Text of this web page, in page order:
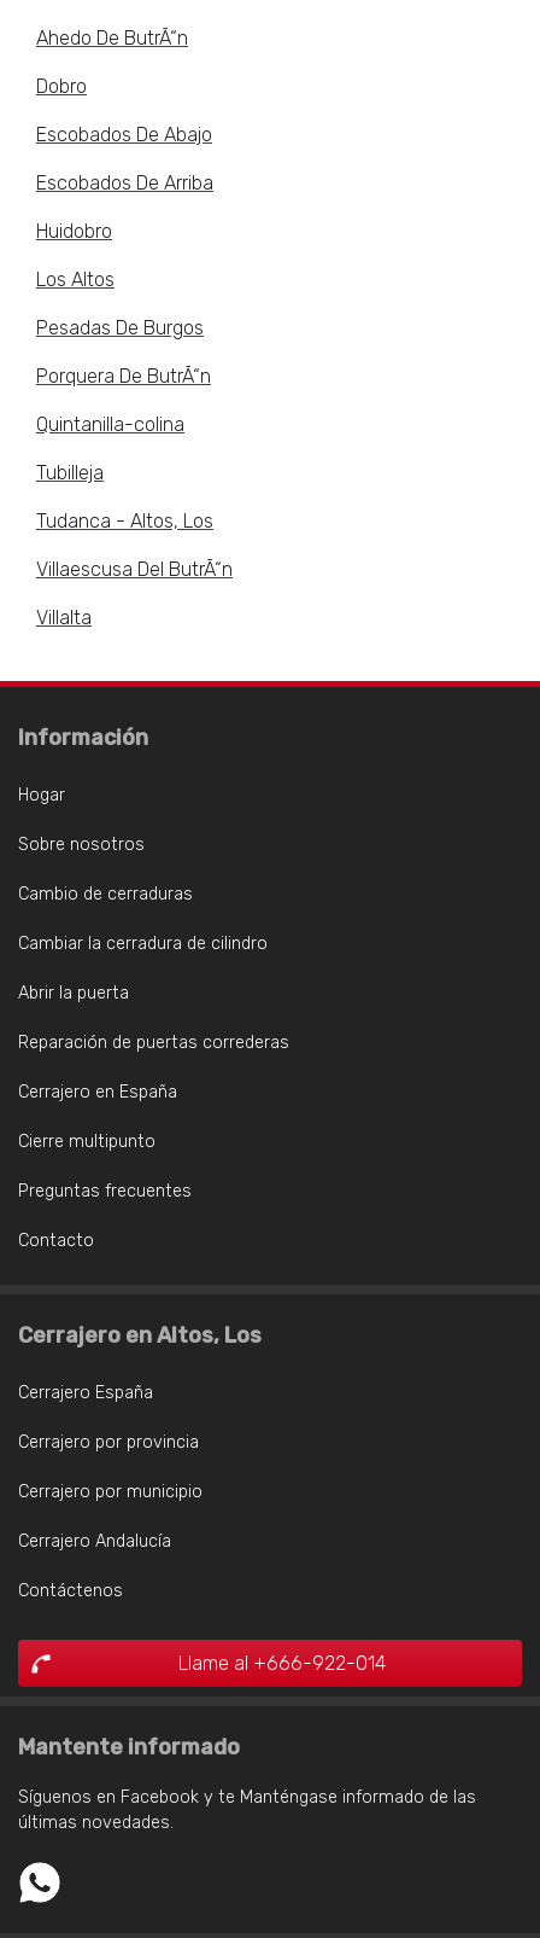
Ahedo De ButrÃ“n
Dobro
Escobados De Abajo
Escobados De Arriba
Huidobro
Los Altos
Pesadas De Burgos
Porquera De ButrÃ“n
Quintanilla-colina
Tubilleja
Tudanca - Altos, Los
Villaescusa Del ButrÃ“n
Villalta
Información
Hogar
Sobre nosotros
Cambio de cerraduras
Cambiar la cerradura de cilindro
Abrir la puerta
Reparación de puertas correderas
Cerrajero en España
Cierre multipunto
Preguntas frecuentes
Contacto
Cerrajero en Altos, Los
Cerrajero España
Cerrajero por provincia
Cerrajero por municipio
Cerrajero Andalucía
Contáctenos
Llame al +666-922-014
Mantente informado
Síguenos en Facebook y te Manténgase informado de las
últimas novedades.